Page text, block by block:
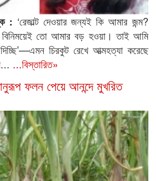
: ‘রেজাল্ট দেওয়ার জন্যই কি আমার জন্ম?
বিনিময়েই তো আমার বড় হওয়া। তাই আমি
চিরকুট রেখে আত্মহত্যা করেছে
...বিস্তারিত»
ফলন পেয়ে আনন্দে মুখরিত